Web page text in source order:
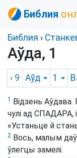
Библия
Библия ›
Аўда, 1
‹ 9 Аўд 1
1
Відзень
чулі ад СПАДАРА,
«Устаньце й
2 Вось, малым
ўлегцы замелі.